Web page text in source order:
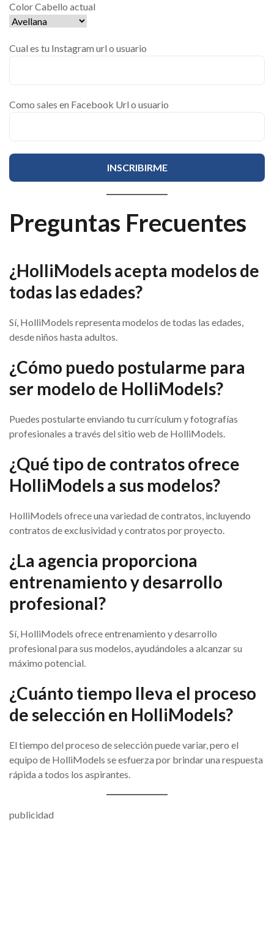
Color Cabello actual
Cual es tu Instagram url o usuario
Como sales en Facebook Url o usuario
Preguntas Frecuentes
¿HolliModels acepta modelos de
todas las edades?
Sí, HolliModels representa modelos de todas las edades,
desde niños hasta adultos.
¿Cómo puedo postularme para
ser modelo de HolliModels?
Puedes postularte enviando tu currículum y fotografías
profesionales a través del sitio web de HolliModels.
¿Qué tipo de contratos ofrece
HolliModels a sus modelos?
HolliModels ofrece una variedad de contratos, incluyendo
contratos de exclusividad y contratos por proyecto.
¿La agencia proporciona
entrenamiento y desarrollo
profesional?
Sí, HolliModels ofrece entrenamiento y desarrollo
profesional para sus modelos, ayudándoles a alcanzar su
máximo potencial.
¿Cuánto tiempo lleva el proceso
de selección en HolliModels?
El tiempo del proceso de selección puede variar, pero el
equipo de HolliModels se esfuerza por brindar una respuesta
rápida a todos los aspirantes.
publicidad